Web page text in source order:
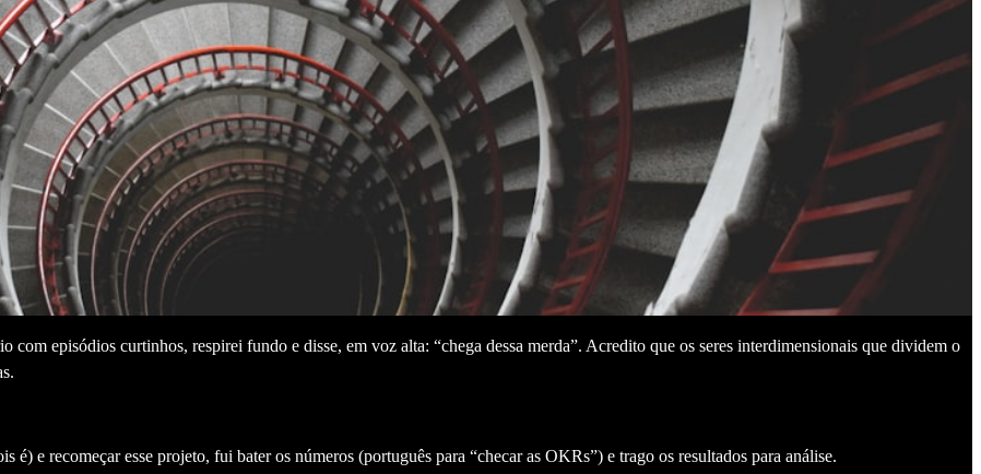
episódios curtinhos, respirei fundo e disse, em voz alta: “chega dessa merda”. Acredito que os seres interdimensionais que dividem o
e recomeçar esse projeto, fui bater os números (português para “checar as OKRs”) e trago os resultados para análise.